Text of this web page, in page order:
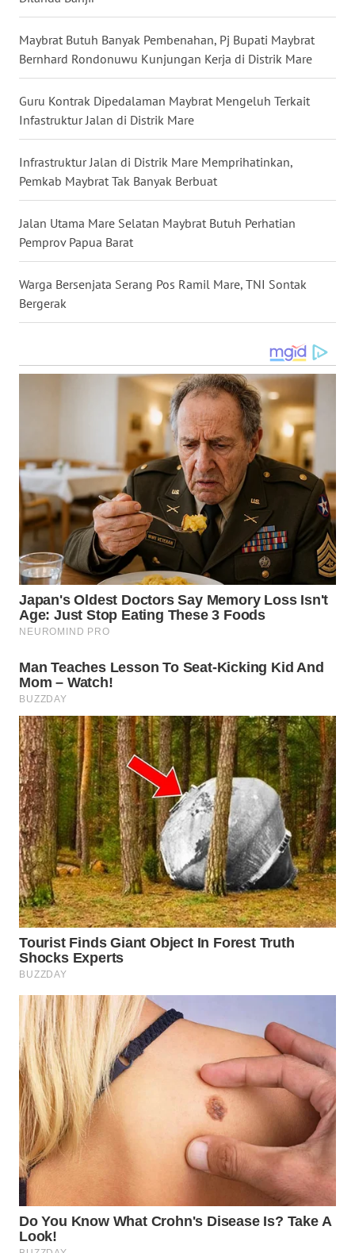
Maybrat Butuh Banyak Pembenahan, Pj Bupati Maybrat
Bernhard Rondonuwu Kunjungan Kerja di Distrik Mare
Guru Kontrak Dipedalaman Maybrat Mengeluh Terkait
Infastruktur Jalan di Distrik Mare
Infrastruktur Jalan di Distrik Mare Memprihatinkan,
Pemkab Maybrat Tak Banyak Berbuat
Jalan Utama Mare Selatan Maybrat Butuh Perhatian
Pemprov Papua Barat
Warga Bersenjata Serang Pos Ramil Mare, TNI Sontak
Bergerak
MALUKU
MALUT
WN
DAIRI
WN
DANAU
NIAS
WN
TANJUNG
LESUNG
KARO
WN
SIMALUNGUN
WN
LABUHANBATU
WN
TAPANULI
TENGAH
WN DELI
SERDANG
WN
TEBING
TINGGI
WN
PAKPAK
KARAWANG
WN
BEKASI
WN
BOGOR
WN
DEPOK
WN
TAPANULI